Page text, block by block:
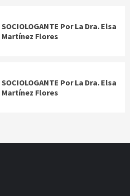
SOCIOLOGANTE Por La Dra. Elsa
Martínez Flores
SOCIOLOGANTE Por La Dra. Elsa
Martínez Flores